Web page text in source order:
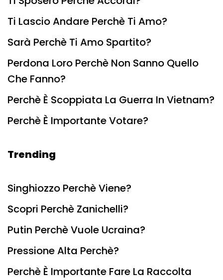
Ti Lascio Andare Perchè Ti Amo?
Sarà Perchè Ti Amo Spartito?
Perdona Loro Perchè Non Sanno Quello
Che Fanno?
Perchè È Scoppiata La Guerra In Vietnam?
Perchè È Importante Votare?
Trending
Singhiozzo Perchè Viene?
Scopri Perchè Zanichelli?
Putin Perchè Vuole Ucraina?
Pressione Alta Perchè?
Perchè È Importante Fare La Raccolta